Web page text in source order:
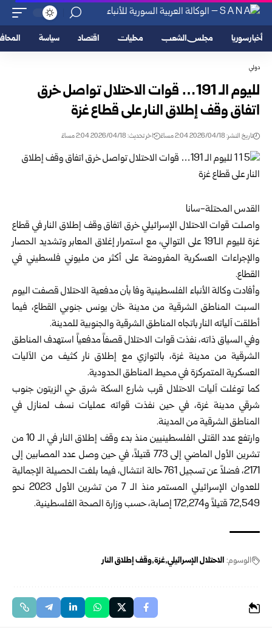
أخبار سوريا مجلس الشعب محليات اقتصاد سياسة
دولي
لليوم الـ 191… قوات الاحتلال تواصل خرق
اتفاق وقف إطلاق النار على قطاع غزة
تاريخ النشر: 2026/04/18 2:04 مساءً اخر تحديث: 2026/04/18 2:04 مساءً
القدس المحتلة-سانا
واصلت قوات الاحتلال الإسرائيلي خرق اتفاق وقف إطلاق النار في قطاع
غزة لليوم الـ191 على التوالي، مع استمرار إغلاق المعابر وتشديد الحصار
والإجراءات العسكرية المفروضة على أكثر من مليوني فلسطيني في
القطاع.
وأفادت وكالة الأنباء الفلسطينية وفا بأن مدفعية الاحتلال قصفت اليوم
السبت المناطق الشرقية من مدينة خان يونس جنوبي القطاع، فيما
أطلقت آلياته النار باتجاه المناطق الشرقية والجنوبية للمدينة.
وفي السياق ذاته، نفذت قوات الاحتلال قصفاً مدفعياً استهدف المناطق
الشرقية من مدينة غزة، بالتوازي مع إطلاق نار كثيف من الآليات
العسكرية المتمركزة في محيط المناطق الحدودية.
كما توغلت آليات الاحتلال قرب شارع السكة شرق حي الزيتون جنوب
شرقي مدينة غزة، في حين نفذت قواته عمليات نسف لمنازل في
المناطق الشرقية من المدينة.
وارتفع عدد القتلى الفلسطينيين منذ بدء وقف إطلاق النار في الـ 10 من
تشرين الأول الماضي إلى 773 قتيلاً، في حين وصل عدد المصابين إلى
2171، فضلاً عن تسجيل 761 حالة انتشال، فيما بلغت الحصيلة الإجمالية
للعدوان الإسرائيلي المستمر منذ الـ 7 من تشرين الأول 2023 نحو
72,549 قتيلاً و172,274 إصابة، حسب وزارة الصحة الفلسطينية.
الوسوم: الاحتلال الإسرائيلي غزة وقف إطلاق النار